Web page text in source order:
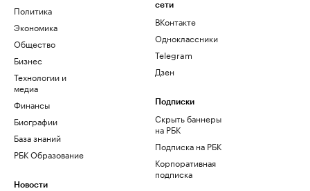
Политика
Экономика
Общество
Бизнес
Технологии и
медиа
Финансы
Биографии
База знаний
РБК Образование
Новости
сети
ВКонтакте
Одноклассники
Telegram
Дзен
Подписки
Скрыть баннеры
на РБК
Подписка на РБК
Корпоративная
подписка